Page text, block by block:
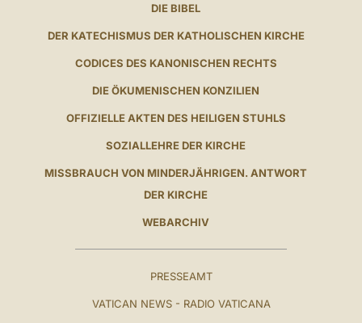
DIE BIBEL
DER KATECHISMUS DER KATHOLISCHEN KIRCHE
CODICES DES KANONISCHEN RECHTS
DIE ÖKUMENISCHEN KONZILIEN
OFFIZIELLE AKTEN DES HEILIGEN STUHLS
SOZIALLEHRE DER KIRCHE
MISSBRAUCH VON MINDERJÄHRIGEN. ANTWORT
DER KIRCHE
WEBARCHIV
PRESSEAMT
VATICAN NEWS - RADIO VATICANA